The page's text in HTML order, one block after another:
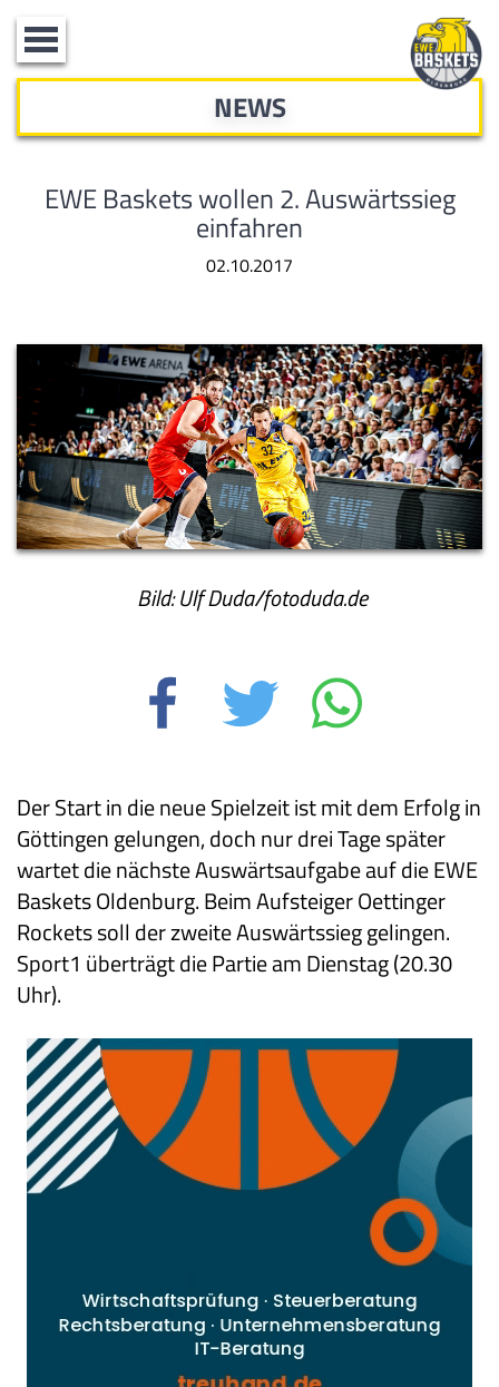
Toggle
navigation
NEWS
EWE Baskets wollen 2. Auswärtssieg
einfahren
02.10.2017
Bild: Ulf Duda/fotoduda.de
Der Start in die neue Spielzeit ist mit dem Erfolg in
Göttingen gelungen, doch nur drei Tage später
wartet die nächste Auswärtsaufgabe auf die EWE
Baskets Oldenburg. Beim Aufsteiger Oettinger
Rockets soll der zweite Auswärtssieg gelingen.
Sport1 überträgt die Partie am Dienstag (20.30
Uhr).